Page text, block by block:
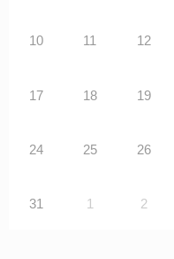
10 11 12
17 18 19
24 25 26
31 1 2